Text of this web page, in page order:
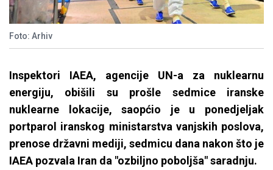
Foto: Arhiv
Inspektori IAEA, agencije UN-a za nuklearnu
energiju, obišili su prošle sedmice iranske
nuklearne lokacije, saopćio je u ponedjeljak
portparol iranskog ministarstva vanjskih poslova,
prenose državni mediji, sedmicu dana nakon što je
IAEA pozvala Iran da "ozbiljno poboljša" saradnju.